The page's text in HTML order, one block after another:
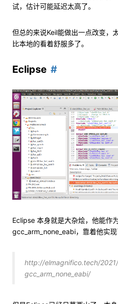
试，估计可能延迟太高了。
但总的来说Keil能做出一点改变，
比本地的看着舒服多了。
Eclipse
Eclipse 本身就是大杂烩，他能作
gcc_arm_none_eabi，靠着他实现
http://elmagnifico.tech/
gcc_arm_none_eabi/